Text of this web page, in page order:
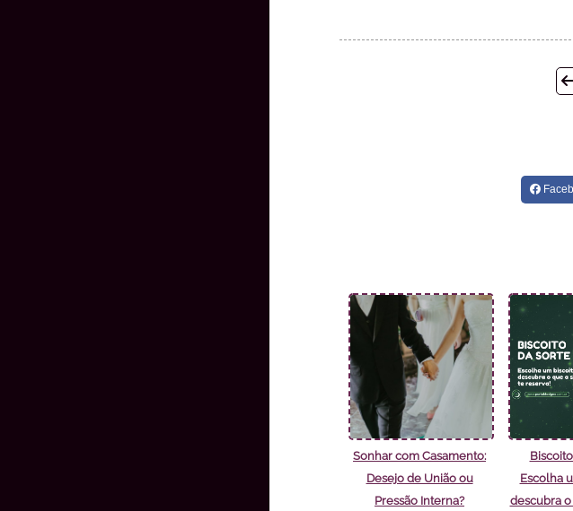
Sonhar com Casamento:
Desejo de União ou
Pressão Interna?
Escolha
descubra